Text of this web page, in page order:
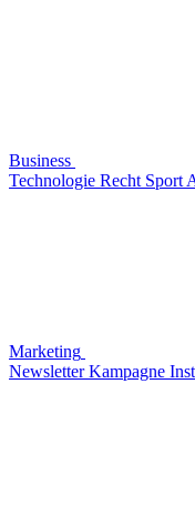
Business
Technologie Recht Sport
Marketing
Newsletter Kampagne